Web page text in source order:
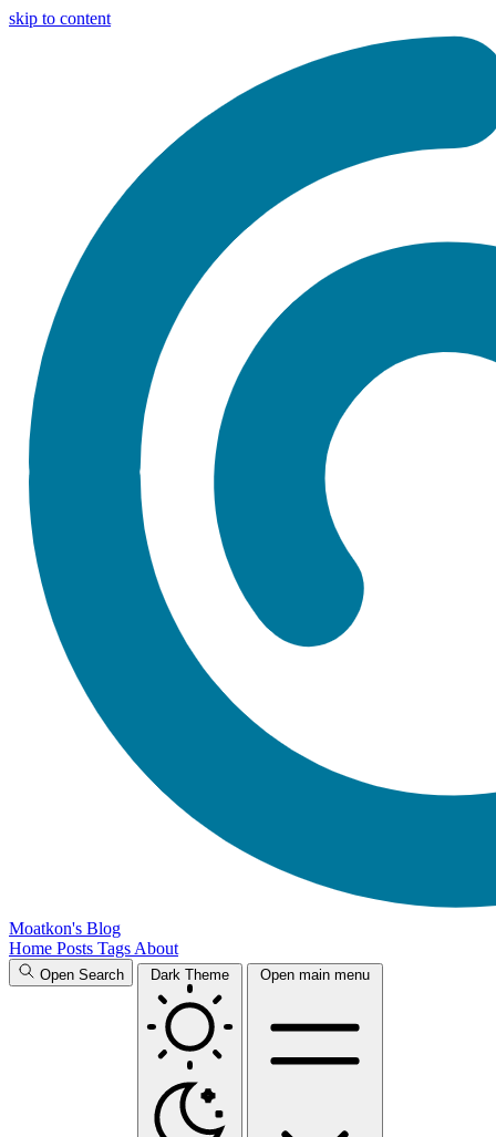
skip to content
Moatkon's Blog
Home Posts Tags About
Open Search Dark Theme Open main menu